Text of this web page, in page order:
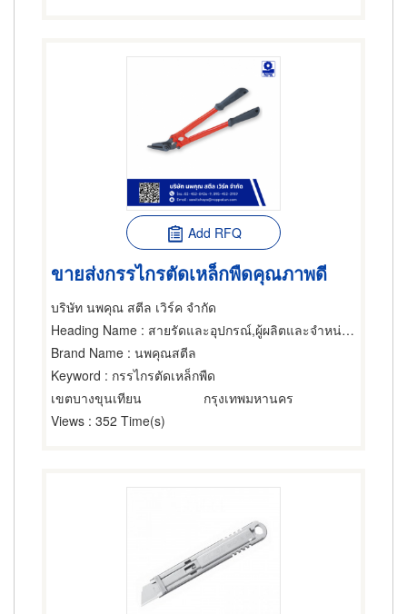
Add RFQ
ขายส่งกรรไกรตัดเหล็กพืดคุณภาพดี
บริษัท นพคุณ สตีล เวิร์ค จำกัด
Heading Name : สายรัดและอุปกรณ์,ผู้ผลิตและจำหน่ายมีด กรรไกรและเครื่องตัด,ผู้ผลิตและจำหน่ายมีด กรรไกรและเครื่องตัด
Brand Name : นพคุณสตีล
Keyword : กรรไกรตัดเหล็กพืด
เขตบางขุนเทียน
กรุงเทพมหานคร
Views : 352 Time(s)